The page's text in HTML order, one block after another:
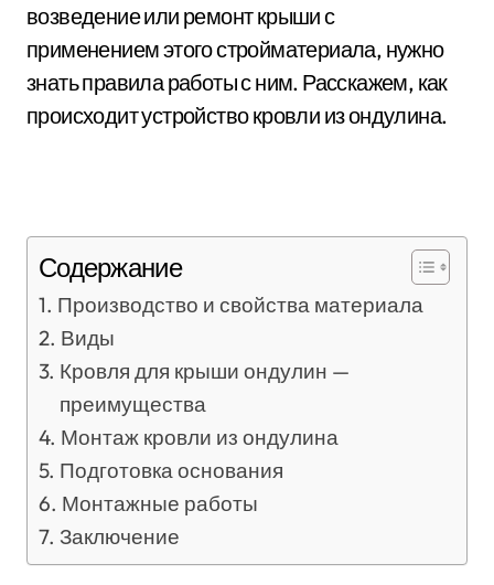
возведение или ремонт крыши с
применением этого стройматериала, нужно
знать правила работы с ним. Расскажем, как
происходит устройство кровли из ондулина.
Содержание
Производство и свойства материала
Виды
Кровля для крыши ондулин —
преимущества
Монтаж кровли из ондулина
Подготовка основания
Монтажные работы
Заключение